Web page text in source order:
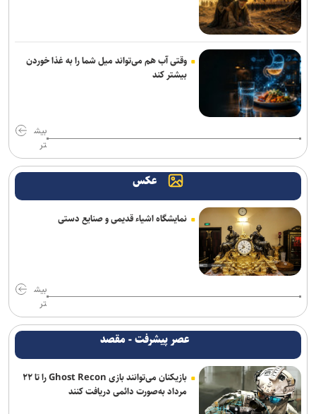
تماس بگیرند
اسپیکر هوشمند اوپن‌ای‌آی قیمتی بین ۳۰۰ تا ۴۰۰ دلار خواهد داشت
پژوهشگران با هوش مصنوعی ویروس‌های جدید باکتری‌خوار ساختند
رسانه، نهاد پنجم معماری نوین معاونت علمی است
خبرنگاران نقش ارتباطات در پیشرفت کشور را برای مردم روایت می‌کنند
بایت‌دنس آموزش مدل هوش مصنوعی ۱۰ تریلیون پارامتری را کلید زد
می‌دهد
خبرنگاران، میان ذات و کارکرد فناوری در جامعه پیوند برقرار می‌کنند
وقتی آب هم می‌تواند میل شما را به غذا خوردن
بیشتر کند
بیش
تر
عکس
نمایشگاه اشیاء قدیمی و صنایع دستی
بیش
تر
عصر پیشرفت - مقصد
بازیکنان می‌توانند بازی Ghost Recon را تا ۲۲
مرداد به‌صورت دائمی دریافت کنند